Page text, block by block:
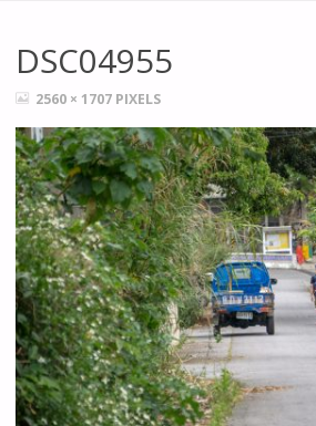
DSC04955
FULL2560 × 1707 PIXELS